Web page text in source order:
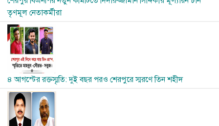
তৃণমূল নেতাকর্মীরা
Image
৪ আগস্টের রক্তস্মৃতি: দুই বছর পরও শেরপুরে স্মরণে তিন শহীদ
Image